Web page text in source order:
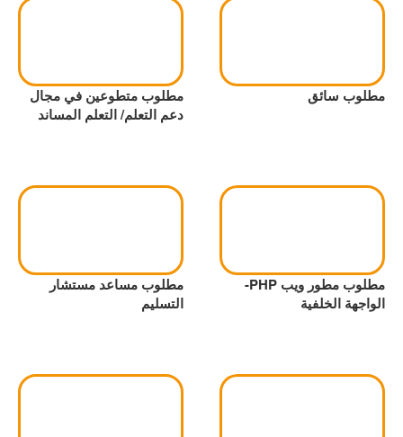
مطلوب سائق
مطلوب متطوعين في مجال
دعم التعلم/ التعلم المساند
مطلوب مطور ويب PHP-
الواجهة الخلفية
مطلوب مساعد مستشار
التسليم